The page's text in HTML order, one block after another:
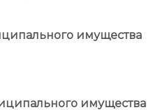
имущества
имущества